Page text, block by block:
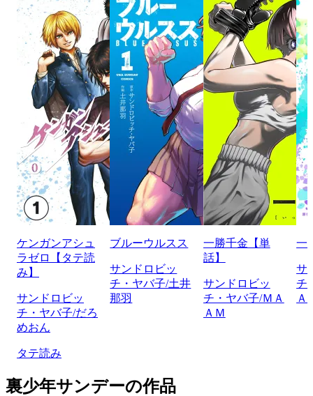
ケンガンアシュ
ラゼロ【タテ読
み】
サンドロビッ
チ・ヤバ子/だろ
めおん
タテ読み
ブルーウルスス
サンドロビッ
チ・ヤバ子/土井
那羽
一勝千金【単
話】
サンドロビッ
チ・ヤバ子/ＭＡ
ＡＭ
一
サ
チ
Ａ
裏少年サンデーの作品